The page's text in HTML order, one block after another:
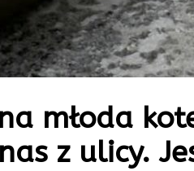
młoda
z ulicy.